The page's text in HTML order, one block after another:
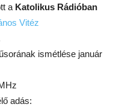
a Katolikus Rádióban
Vitéz
ismétlése január
adás: